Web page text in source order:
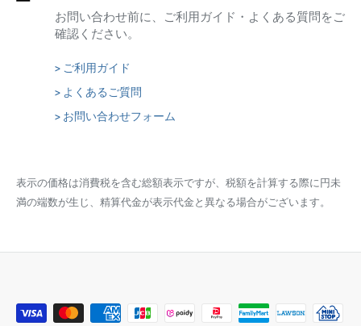
お問い合わせ前に、ご利用ガイド・よくある質問をご
確認ください。
> ご利用ガイド
> よくあるご質問
> お問い合わせフォーム
表示の価格は消費税を含む総額表示ですが、税額を計算する際に円未
満の端数が生じ、精算代金が表示代金と異なる場合がございます。